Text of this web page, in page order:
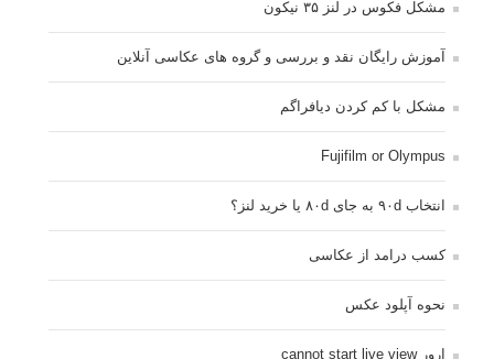
تازه ترین سوالات مطرح شده
مشکل فکوس در لنز ۳۵ نیکون
آموزش رایگان نقد و بررسی و گروه های عکاسی آنلاین
مشکل با کم کردن دیافراگم
Fujifilm or Olympus
انتخاب ۹۰d به جای ۸۰d یا خرید لنز؟
کسب درامد از عکاسی